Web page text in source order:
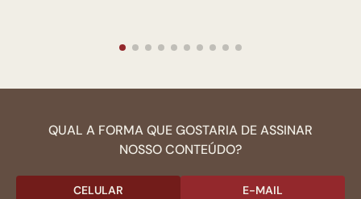
QUAL A FORMA QUE GOSTARIA DE ASSINAR
NOSSO CONTEÚDO?
CELULAR E-MAIL